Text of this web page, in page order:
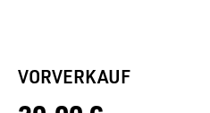
VORVERKAUF